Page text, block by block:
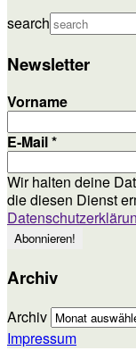
search
Newsletter
Vorname
E-Mail*
Wir halten deine
die diesen Dienst
Archiv
Archiv
Impressum